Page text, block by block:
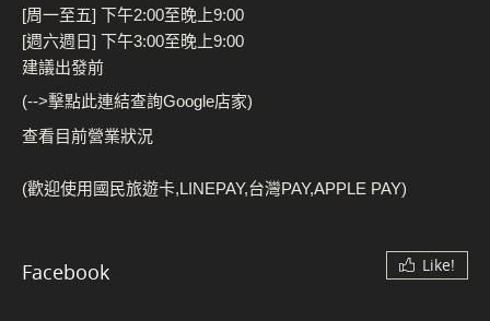
[周一至五] 下午2:00至晚上9:00
[週六週日] 下午3:00至晚上9:00
建議出發前
(-->擊點此連結查詢Google店家)
查看目前營業狀況
(歡迎使用國民旅遊卡,LINEPAY,台灣PAY,APPLE PAY)
Facebook Like!